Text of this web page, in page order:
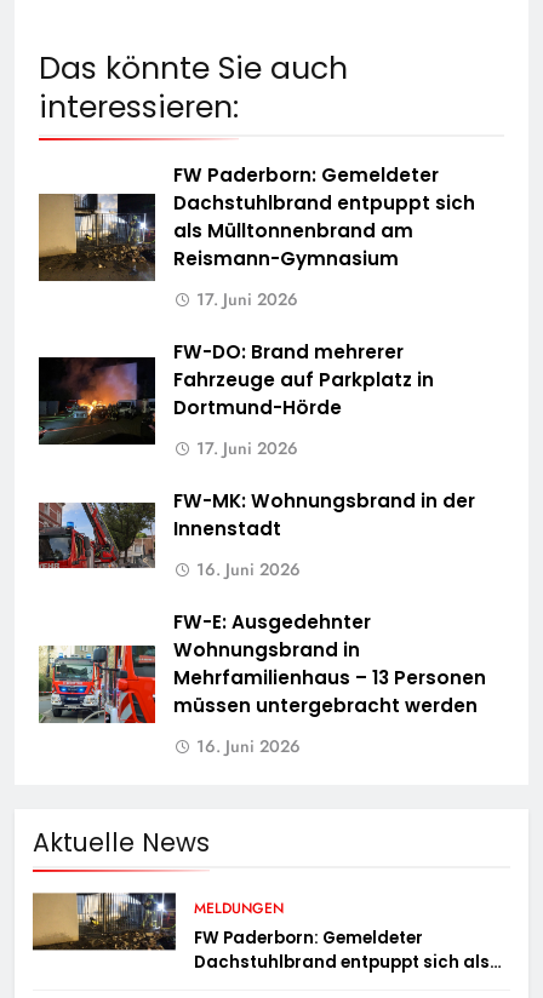
Das könnte Sie auch
interessieren:
FW Paderborn: Gemeldeter
Dachstuhlbrand entpuppt sich
als Mülltonnenbrand am
Reismann-Gymnasium
17. Juni 2026
FW-DO: Brand mehrerer
Fahrzeuge auf Parkplatz in
Dortmund-Hörde
17. Juni 2026
FW-MK: Wohnungsbrand in der
Innenstadt
16. Juni 2026
FW-E: Ausgedehnter
Wohnungsbrand in
Mehrfamilienhaus – 13 Personen
müssen untergebracht werden
16. Juni 2026
Aktuelle News
MELDUNGEN
FW Paderborn: Gemeldeter
Dachstuhlbrand entpuppt sich als